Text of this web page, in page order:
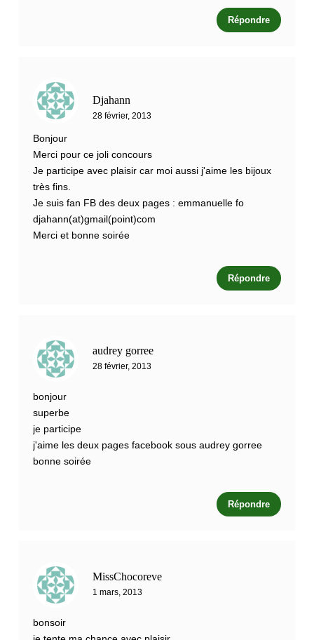
Répondre
Djahann
28 février, 2013
Bonjour
Merci pour ce joli concours
Je participe avec plaisir car moi aussi j'aime les bijoux
très fins.
Je suis fan FB des deux pages : emmanuelle fo
djahann(at)gmail(point)com
Merci et bonne soirée
Répondre
audrey gorree
28 février, 2013
bonjour
superbe
je participe
j'aime les deux pages facebook sous audrey gorree
bonne soirée
Répondre
MissChocoreve
1 mars, 2013
bonsoir